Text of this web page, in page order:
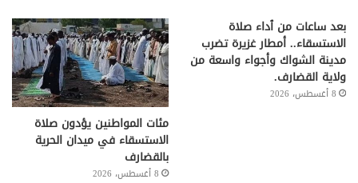
بعد ساعات من ٱداء صلاة
الاستسقاء.. أمطار غزيرة تضرب
مدينة الشواك وأجواء واسعة من
ولاية القضارف.
8 أغسطس، 2026
مئات المواطنين يؤدون صلاة
الاستسقاء في ميدان الحرية
بالقضارف
8 أغسطس، 2026